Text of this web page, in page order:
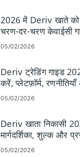
2026 में Deriv खाते
चरण-दर-चरण केवाईसी
अनुमोदन समय
05/02/2026
Deriv ट्रेडिंग गाइड
करें, प्लेटफ़ॉर्म,
प्रबंधन
05/02/2026
Deriv खाता निकासी
मार्गदर्शिका, शुल्क और
05/02/2026